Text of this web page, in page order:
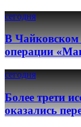
сегодня
В Чайковском
операции
сегодня
Более трети
оказались